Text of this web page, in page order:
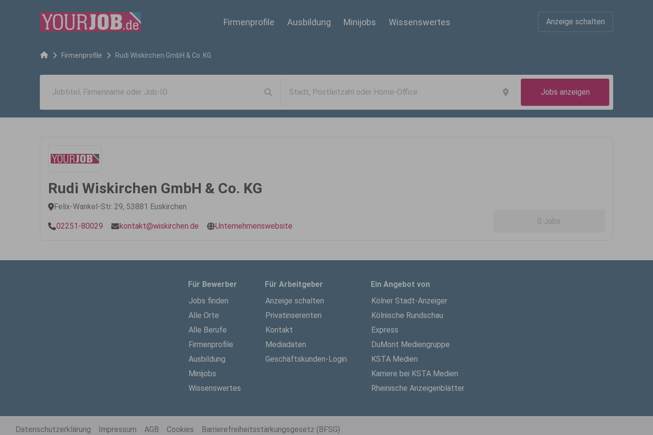
Firmenprofile Ausbildung Minijobs Wissenswertes Anzeige schalten
Firmenprofile Rudi Wiskirchen GmbH & Co. KG
Jobs anzeigen
Rudi Wiskirchen GmbH & Co. KG
Felix-Wankel-Str. 29, 53881 Euskirchen
02251-80029 kontakt@wiskirchen.de Unternehmenswebsite
0 Jobs
Für Bewerber
Jobs finden
Alle Orte
Alle Berufe
Firmenprofile
Ausbildung
Minijobs
Wissenswertes
Für Arbeitgeber
Anzeige schalten
Privatinserenten
Kontakt
Mediadaten
Geschäftskunden-Login
Ein Angebot von
Kölner Stadt-Anzeiger
Kölnische Rundschau
Express
DuMont Mediengruppe
KSTA Medien
Karriere bei KSTA Medien
Rheinische Anzeigenblätter
Datenschutzerklärung Impressum AGB Cookies Barrierefreiheitsstärkungsgesetz (BFSG)